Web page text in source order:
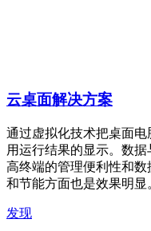
云桌面解决方案
通过虚拟化技术把桌面
用运行结果的显示。数
高终端的管理便利性和
和节能方面也是效果明显
发现